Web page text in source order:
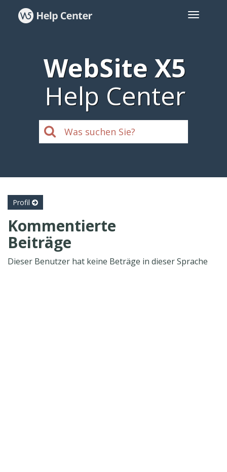
WebSite X5
Help Center
Profil
Kommentierte
Beiträge
Dieser Benutzer hat keine Beträge in dieser Sprache